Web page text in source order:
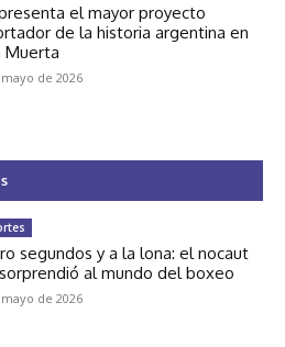
el mayor proyecto
de la historia argentina en
Muerta
de 2026
segundos y a la lona: el nocaut
al mundo del boxeo
de 2026